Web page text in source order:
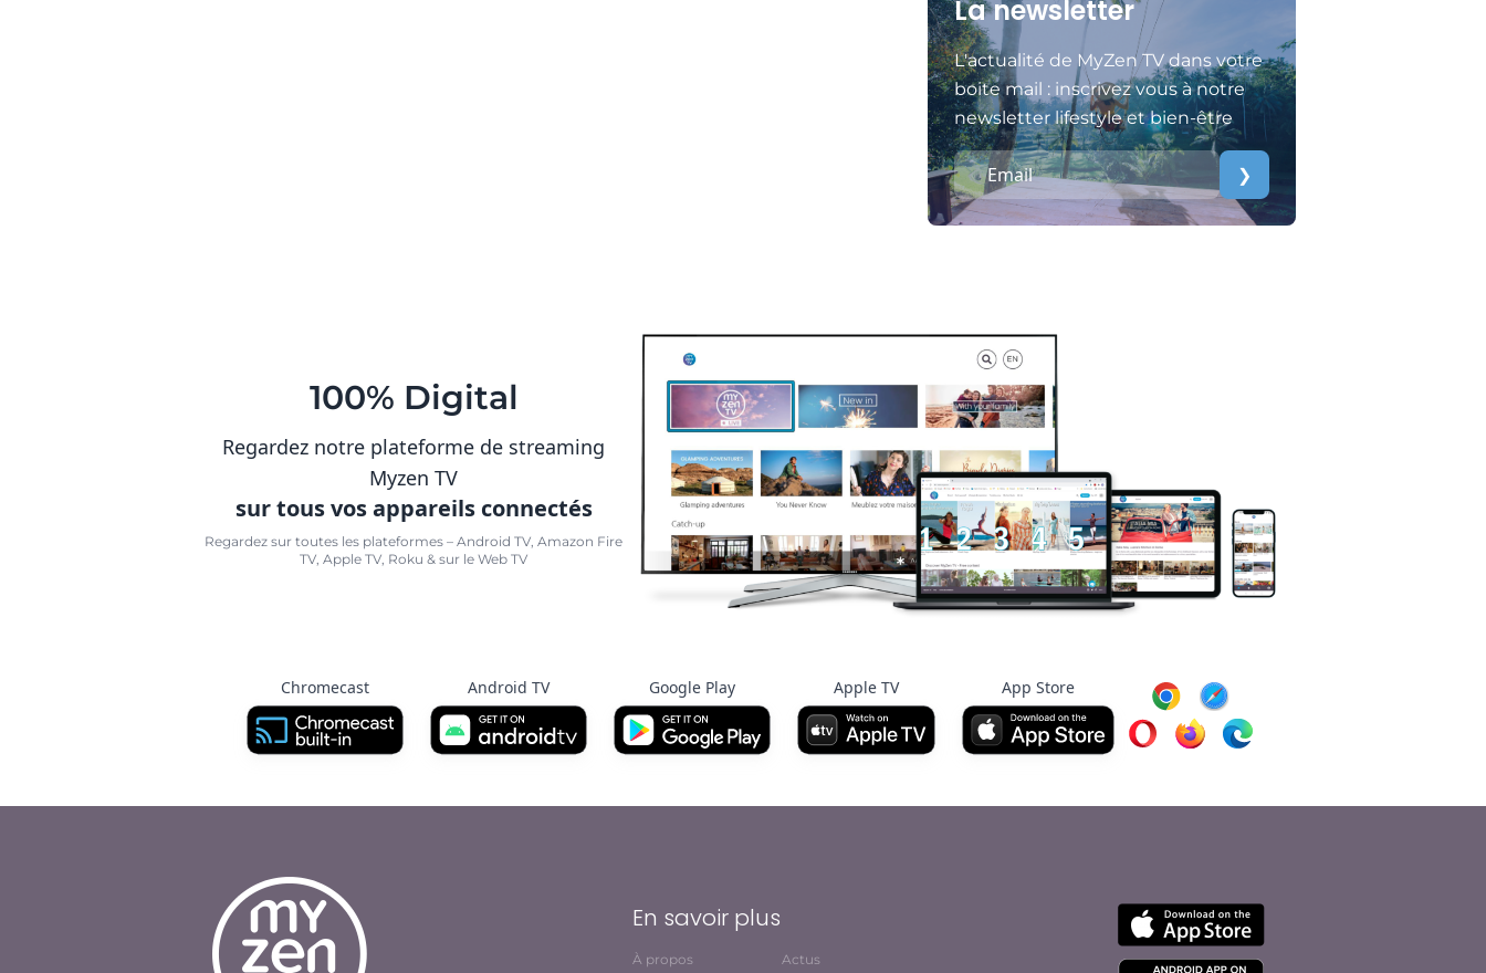
La newsletter
L'actualité de MyZen TV dans votre
boite mail : inscrivez vous à notre
newsletter lifestyle et bien-être
❯
100% Digital
Regardez notre plateforme de streaming
Myzen TV
sur tous vos appareils connectés
Regardez sur toutes les plateformes – Android TV, Amazon Fire
TV, Apple TV, Roku & sur le Web TV
Chromecast Android TV Google Play Apple TV App Store
En savoir plus
À propos
Actus